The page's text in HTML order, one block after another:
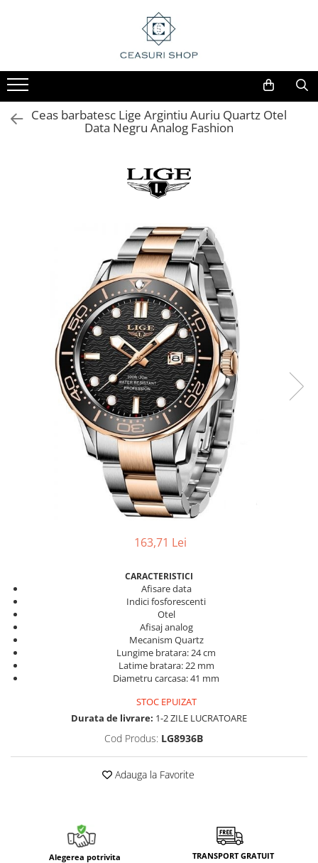
Ceas barbatesc Lige Argintiu Auriu Quartz Otel
Data Negru Analog Fashion
163,71 Lei
CARACTERISTICI
Afisare data
Indici fosforescenti
Otel
Afisaj analog
Mecanism Quartz
Lungime bratara: 24 cm
Latime bratara: 22 mm
Diametru carcasa: 41 mm
STOC EPUIZAT
Durata de livrare: 1-2 ZILE LUCRATOARE
Cod Produs: LG8936B
Adauga la Favorite
Alegerea potrivita TRANSPORT GRATUIT